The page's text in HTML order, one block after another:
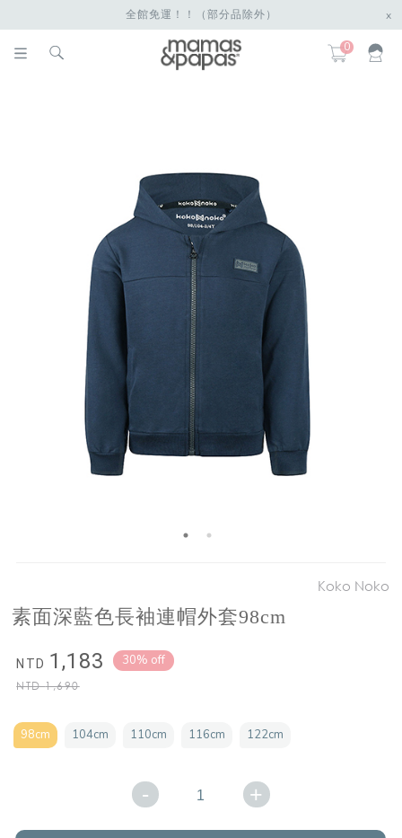
全館免運！！（部分品除外） x
0
Koko Noko
素面深藍色長袖連帽外套98cm
NTD 1,183
NTD1,690
30% off
98cm 104cm 110cm 116cm 122cm
- +